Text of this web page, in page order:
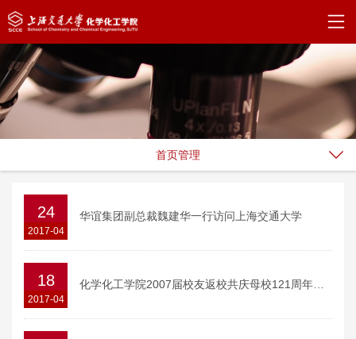
首页管理
24
2017-04
华谊集团副总裁魏建华一行访问上海交通大学
18
2017-04